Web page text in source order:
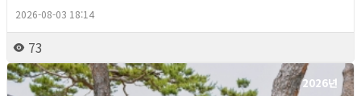
2026-08-03 18:14
73
2026년